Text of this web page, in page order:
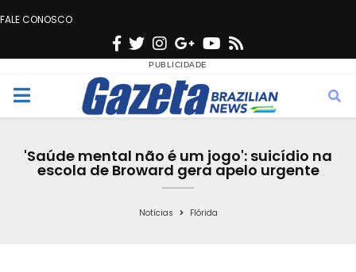
FALE CONOSCO
F
c
e
o
T
w
i
t
e
n
s
t
g
r
a
G
o
o
g
e
Y
u
t
b
e
s
M
'Saúde mental não é um jogo': suicídio na
escola de Broward gera apelo urgente
Notícias Flórida